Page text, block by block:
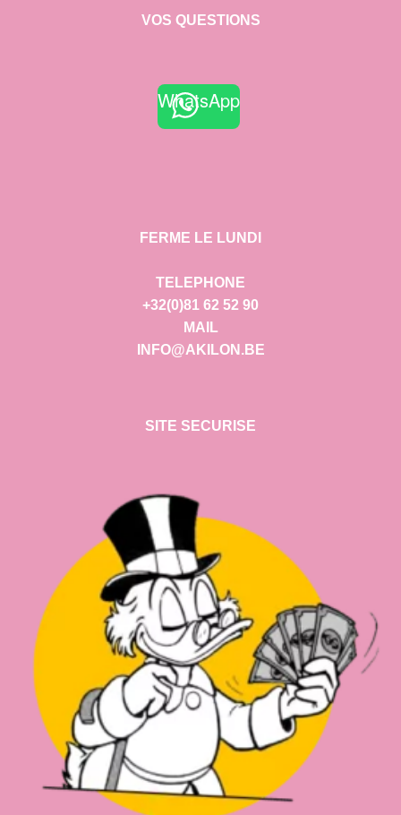
VOS QUESTIONS
WhatsApp
FERME LE LUNDI
TELEPHONE
+32(0)81 62 52 90
MAIL
INFO@AKILON.BE
SITE SECURISE